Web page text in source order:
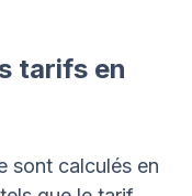
tarifs en
sont calculés en